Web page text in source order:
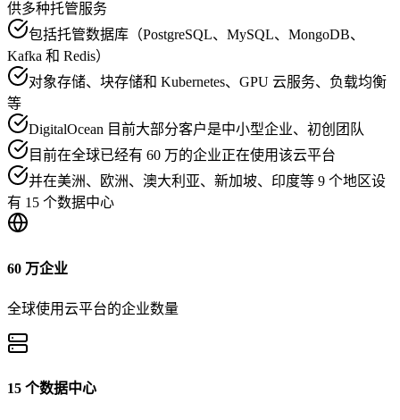
供多种托管服务
包括托管数据库（PostgreSQL、MySQL、MongoDB、
Kafka 和 Redis）
对象存储、块存储和 Kubernetes、GPU 云服务、负载均衡
等
DigitalOcean 目前大部分客户是中小型企业、初创团队
目前在全球已经有 60 万的企业正在使用该云平台
并在美洲、欧洲、澳大利亚、新加坡、印度等 9 个地区设
有 15 个数据中心
60 万企业
全球使用云平台的企业数量
15 个数据中心